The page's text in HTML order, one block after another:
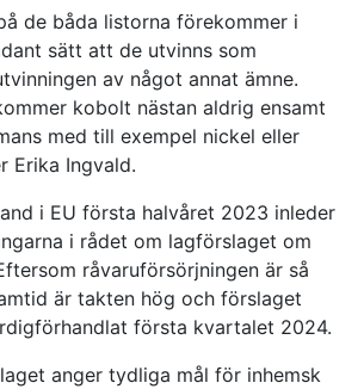
de båda listorna förekommer i
sätt att de utvinns som
av något annat ämne.
kobolt nästan aldrig ensamt
med till exempel nickel eller
Erika Ingvald.
i EU första halvåret 2023 inleder
i rådet om lagförslaget om
råvaruförsörjningen är så
är takten hög och förslaget
första kvartalet 2024.
anger tydliga mål för inhemsk